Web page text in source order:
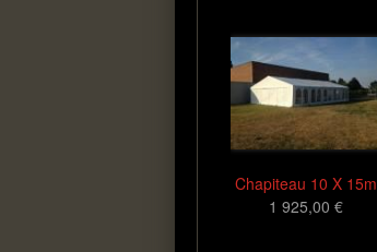
Chapiteau 10 X 15m
1 925,00 €